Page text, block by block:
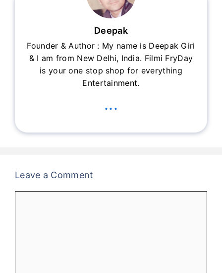
Deepak
Founder & Author : My name is Deepak Giri
& I am from New Delhi, India. Filmi FryDay
is your one stop shop for everything
Entertainment.
...
Leave a Comment